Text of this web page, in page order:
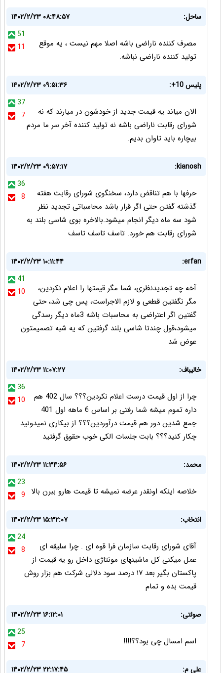
ساحل:
۱۴۰۲/۲/۲۳ ۰۸:۴۸:۵۷
51
11
مصرف کننده ناراضی باشه اصلا مهم نیست ، یه موقع
تولید کننده ناراضی نباشه.
پلیس 10+:
۱۴۰۲/۲/۲۳ ۰۹:۵۱:۳۶
37
7
الان میاند یه قیمت جدید از خودشون در میارند که نه
شورای رقابت ناراضی باشه نه تولید کننده آخر سر ما مردم
بیچاره باید تاوان بدیم.
kianosh:
۱۴۰۲/۲/۲۳ ۰۹:۵۷:۱۷
36
8
حرفها با هم تناقض دارد، سخنگوی شورای رقابت هفته
گذشته گفتن حتی اگر قرار باشد محاسباتی تجدید نظر
شود سه ماه دیگر انجام میشود.بالاخره بوی شاسی بلند به
شورای رقابت هم خورد. تاسف تاسف تاسف
erfan:
۱۴۰۲/۲/۲۳ ۱۰:۱۱:۴۴
41
10
آخه چه تجدیدنظری، شما مگر قیمتها را اعلام نکردین،
مگر نگفتین قطعی و لازم الاجراست، پس چی شد، حتی
گفتین اگر اعتراضی به محاسبات باشه 3ماه دیگر رسدگی
میشود،قول چندتا شاسی بلند گرفتین که یه شبه تصمیمتون
عوض شد
خالیباف:
۱۴۰۲/۲/۲۳ ۱۱:۰۷:۲۷
36
10
چرا از اول قیمت درست اعلام نکردین؟؟؟ سال 402 هم
داره تموم میشه شما رفتی بر اساس 6 ماهه اول 401
جمع شدین دور هم قیمت درآوردین؟؟؟ از بیکاری نمیدونید
چکار کنید؟؟؟ بابت جلسات الکی خوب حقوق گرفتید
محمد:
۱۴۰۲/۲/۲۳ ۱۱:۳۴:۵۶
23
9
خلاصه اینکه اونقدر عرضه نمیشه تا قیمت هارو ببرن بالا
انتخاب:
۱۴۰۲/۲/۲۳ ۱۵:۳۲:۰۷
24
8
آقای شورای رقابت سازمان فرا قوه ای . چرا سلیقه ای
عمل میکنی کل ماشینهای مونتاژی داخل رو یه قیمت از
پاکستان بگیر بعد ۱۷ درصد سود دلالی شرکت هم بزار روش
قیمت بده و تمام
صولتی:
۱۴۰۲/۲/۲۳ ۱۶:۱۲:۰۱
25
7
اسم امسال چی بود؟؟!!!!
علی م:
۱۴۰۲/۲/۲۳ ۲۲:۱۷:۴۵